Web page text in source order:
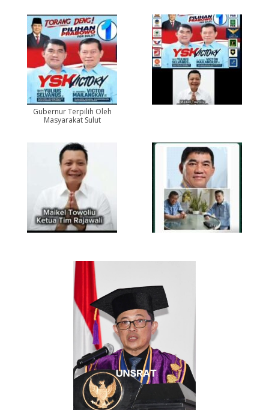
Gubernur Terpilih Oleh
Masyarakat Sulut